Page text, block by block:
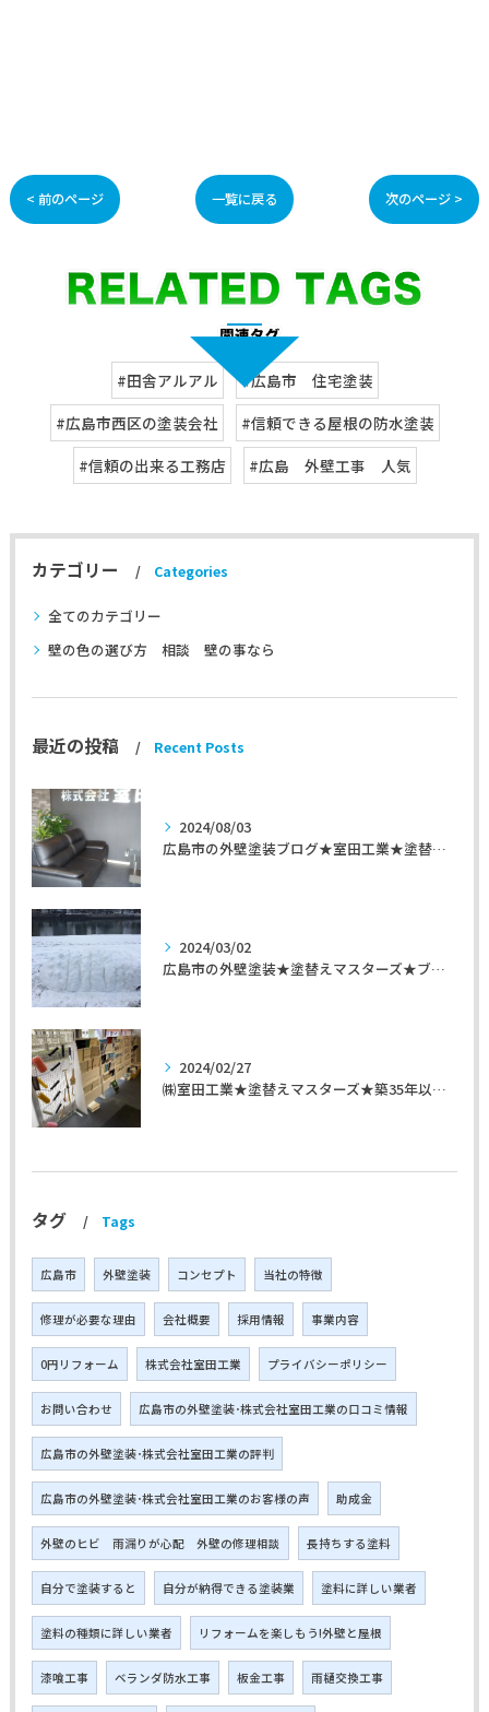
< 前のページ 一覧に戻る 次のページ >
#田舎アルアル
#広島市 住宅塗装
#広島市西区の塗装会社
#信頼できる屋根の防水塗装
#信頼の出来る工務店
#広島 外壁工事 人気
カテゴリー Categories
全てのカテゴリー
壁の色の選び方 相談 壁の事なら
最近の投稿 Recent Posts
2024/08/03
広島市の外壁塗装ブログ★室田工業★塗替えマスターズ★外壁リフォーム
2024/03/02
広島市の外壁塗装★塗替えマスターズ★ブログ「初めて家を手入れするのに」
2024/02/27
㈱室田工業★塗替えマスターズ★築35年以上のお宅の施工事例
タグ Tags
広島市 外壁塗装 コンセプト 当社の特徴
修理が必要な理由 会社概要 採用情報 事業内容
0円リフォーム 株式会社室田工業 プライバシーポリシー
お問い合わせ 広島市の外壁塗装･株式会社室田工業の口コミ情報
広島市の外壁塗装･株式会社室田工業の評判
広島市の外壁塗装･株式会社室田工業のお客様の声 助成金
外壁のヒビ 雨漏りが心配 外壁の修理相談 長持ちする塗料
自分で塗装すると 自分が納得できる塗装業 塗料に詳しい業者
塗料の種類に詳しい業者 リフォームを楽しもう!外壁と屋根
漆喰工事 ベランダ防水工事 板金工事 雨樋交換工事